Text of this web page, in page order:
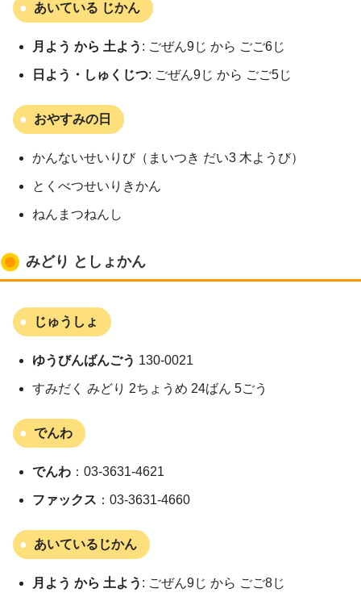
あいている じかん
月よう から 土よう : ごぜん9じ から ごご6じ
日よう・しゅくじつ: ごぜん9じ から ごご5じ
おやすみの日
かんないせいりび（まいつき だい3 木ようび）
とくべつせいりきかん
ねんまつねんし
みどり としょかん
じゅうしょ
ゆうびんばんごう 130-0021
すみだく みどり 2ちょうめ 24ばん 5ごう
でんわ
でんわ ：03-3631-4621
ファックス ：03-3631-4660
あいているじかん
月よう から 土よう : ごぜん9じ から ごご8じ